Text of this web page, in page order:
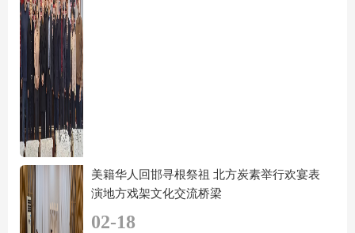
美籍华人回邯寻根祭祖 北方炭素举行欢宴表
演地方戏架文化交流桥梁
02-18